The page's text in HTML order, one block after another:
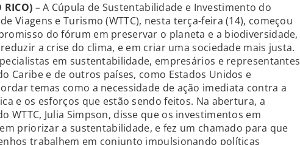
RICO) – A Cúpula de Sustentabilidade e Investimento do
Viagens e Turismo (WTTC), nesta terça-feira (14), começou
do fórum em preservar o planeta e a biodiversidade,
a crise do clima, e em criar uma sociedade mais justa.
em sustentabilidade, empresários e representantes
Caribe e de outros países, como Estados Unidos e
temas como a necessidade de ação imediata contra a
e os esforços que estão sendo feitos. Na abertura, a
WTTC, Julia Simpson, disse que os investimentos em
priorizar a sustentabilidade, e fez um chamado para que
trabalhem em conjunto impulsionando políticas